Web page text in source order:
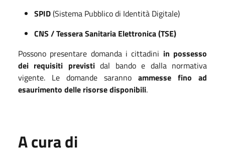
SPID(Sistema Pubblico di Identità Digitale)
CNS / Tessera Sanitaria Elettronica (TSE)
Possono presentare domanda i cittadini in possesso
dei requisiti previstidal bando e dalla normativa
vigente. Le domande saranno ammesse fino ad
esaurimento delle risorse disponibili.
A cura di